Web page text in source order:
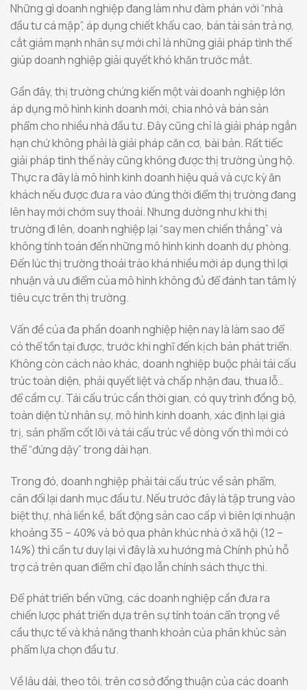
Những gì doanh nghiệp đang làm như đàm phán với “nhà
đầu tư cá mập”, áp dụng chiết khấu cao, bán tài sản trả nợ,
cắt giảm mạnh nhân sự mới chỉ là những giải pháp tình thế
giúp doanh nghiệp giải quyết khó khăn trước mắt.
Gần đây, thị trường chứng kiến một vài doanh nghiệp lớn
áp dụng mô hình kinh doanh mới, chia nhỏ và bán sản
phẩm cho nhiều nhà đầu tư. Đây cũng chỉ là giải pháp ngắn
hạn chứ không phải là giải pháp căn cơ, bài bản. Rất tiếc
giải pháp tình thế này cũng không được thị trường ủng hộ.
Thực ra đây là mô hình kinh doanh hiệu quả và cực kỳ ăn
khách nếu được đưa ra vào đúng thời điểm thị trường đang
lên hay mới chớm suy thoái. Nhưng dường như khi thị
trường đi lên, doanh nghiệp lại “say men chiến thắng” và
không tính toán đến những mô hình kinh doanh dự phòng.
Đến lúc thị trường thoái trào khá nhiều mới áp dụng thì lợi
nhuận và ưu điểm của mô hình không đủ để đánh tan tâm lý
tiêu cực trên thị trường.
Vấn đề của đa phần doanh nghiệp hiện nay là làm sao để
có thể tồn tại được, trước khi nghĩ đến kịch bản phát triển.
Không còn cách nào khác, doanh nghiệp buộc phải tái cấu
trúc toàn diện, phải quyết liệt và chấp nhận đau, thua lỗ…
để cầm cự. Tái cấu trúc cần thời gian, có quy trình đồng bộ,
toàn diện từ nhân sự, mô hình kinh doanh, xác định lại giá
trị, sản phẩm cốt lõi và tái cấu trúc về dòng vốn thì mới có
thể “đứng dậy” trong dài hạn.
Trong đó, doanh nghiệp phải tái cấu trúc về sản phẩm,
cân đối lại danh mục đầu tư. Nếu trước đây là tập trung vào
biệt thự, nhà liền kề, bất động sản cao cấp vì biên lợi nhuận
khoảng 35 – 40% và bỏ qua phân khúc nhà ở xã hội (12 –
14%) thì cần tư duy lại vì đây là xu hướng mà Chính phủ hỗ
trợ cả trên quan điểm chỉ đạo lẫn chính sách thực thi.
Để phát triển bền vững, các doanh nghiệp cần đưa ra
chiến lược phát triển dựa trên sự tính toán cẩn trọng về
cầu thực tế và khả năng thanh khoản của phân khúc sản
phẩm lựa chọn đầu tư.
Về lâu dài, theo tôi, trên cơ sở đồng thuận của các doanh